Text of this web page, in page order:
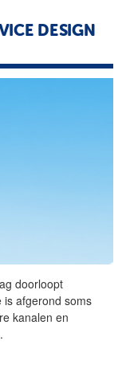
DESIGN
doorloopt
afgerond soms
kanalen en